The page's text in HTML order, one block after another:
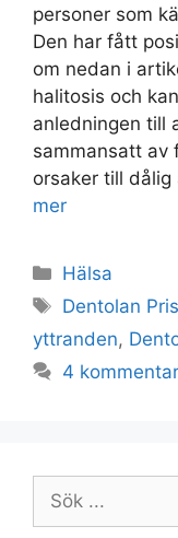
personer som
Den har fått
om nedan i
halitosis och
anledningen till
sammansatt av
orsaker till
mer
Kategorier
Hälsa
Taggar
Dentolan Pris
yttranden,
4
Sök
efter: